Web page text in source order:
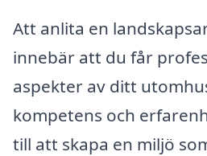
Att anlita en
innebär att du får
aspekter av ditt
kompetens och
till att skapa en miljö